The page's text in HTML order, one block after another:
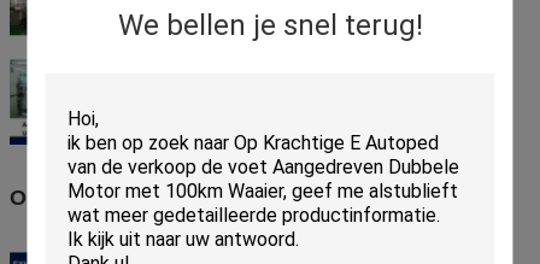
We bellen je snel terug!
Onze Handelsbeurs